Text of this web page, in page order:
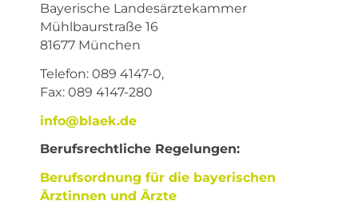
Bayerische Landesärztekammer
Mühlbaurstraße 16
81677 München
Telefon: 089 4147-0,
Fax: 089 4147-280
info@blaek.de
Berufsrechtliche Regelungen:
Berufsordnung für die bayerischen
Ärztinnen und Ärzte